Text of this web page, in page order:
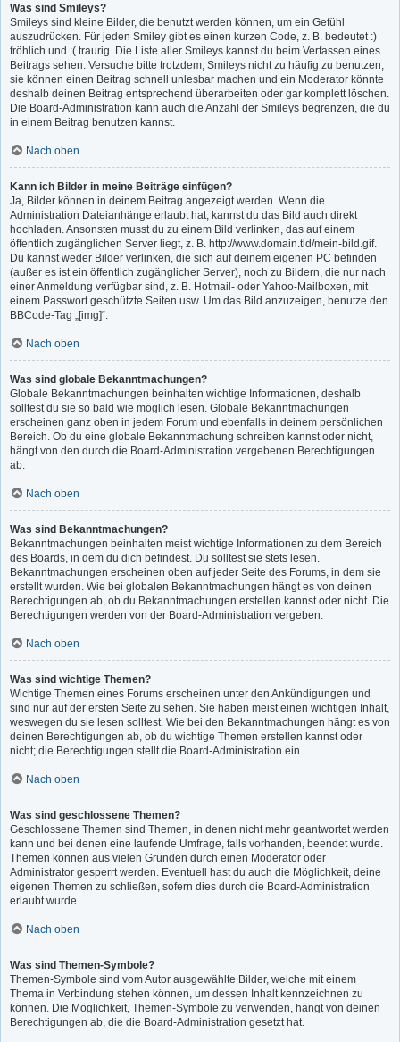
Was sind Smileys?
Smileys sind kleine Bilder, die benutzt werden können, um ein Gefühl
auszudrücken. Für jeden Smiley gibt es einen kurzen Code, z. B. bedeutet :)
fröhlich und :( traurig. Die Liste aller Smileys kannst du beim Verfassen eines
Beitrags sehen. Versuche bitte trotzdem, Smileys nicht zu häufig zu benutzen,
sie können einen Beitrag schnell unlesbar machen und ein Moderator könnte
deshalb deinen Beitrag entsprechend überarbeiten oder gar komplett löschen.
Die Board-Administration kann auch die Anzahl der Smileys begrenzen, die du
in einem Beitrag benutzen kannst.
Nach oben
Kann ich Bilder in meine Beiträge einfügen?
Ja, Bilder können in deinem Beitrag angezeigt werden. Wenn die
Administration Dateianhänge erlaubt hat, kannst du das Bild auch direkt
hochladen. Ansonsten musst du zu einem Bild verlinken, das auf einem
öffentlich zugänglichen Server liegt, z. B. http://www.domain.tld/mein-bild.gif.
Du kannst weder Bilder verlinken, die sich auf deinem eigenen PC befinden
(außer es ist ein öffentlich zugänglicher Server), noch zu Bildern, die nur nach
einer Anmeldung verfügbar sind, z. B. Hotmail- oder Yahoo-Mailboxen, mit
einem Passwort geschützte Seiten usw. Um das Bild anzuzeigen, benutze den
BBCode-Tag „[img]“.
Nach oben
Was sind globale Bekanntmachungen?
Globale Bekanntmachungen beinhalten wichtige Informationen, deshalb
solltest du sie so bald wie möglich lesen. Globale Bekanntmachungen
erscheinen ganz oben in jedem Forum und ebenfalls in deinem persönlichen
Bereich. Ob du eine globale Bekanntmachung schreiben kannst oder nicht,
hängt von den durch die Board-Administration vergebenen Berechtigungen
ab.
Nach oben
Was sind Bekanntmachungen?
Bekanntmachungen beinhalten meist wichtige Informationen zu dem Bereich
des Boards, in dem du dich befindest. Du solltest sie stets lesen.
Bekanntmachungen erscheinen oben auf jeder Seite des Forums, in dem sie
erstellt wurden. Wie bei globalen Bekanntmachungen hängt es von deinen
Berechtigungen ab, ob du Bekanntmachungen erstellen kannst oder nicht. Die
Berechtigungen werden von der Board-Administration vergeben.
Nach oben
Was sind wichtige Themen?
Wichtige Themen eines Forums erscheinen unter den Ankündigungen und
sind nur auf der ersten Seite zu sehen. Sie haben meist einen wichtigen Inhalt,
weswegen du sie lesen solltest. Wie bei den Bekanntmachungen hängt es von
deinen Berechtigungen ab, ob du wichtige Themen erstellen kannst oder
nicht; die Berechtigungen stellt die Board-Administration ein.
Nach oben
Was sind geschlossene Themen?
Geschlossene Themen sind Themen, in denen nicht mehr geantwortet werden
kann und bei denen eine laufende Umfrage, falls vorhanden, beendet wurde.
Themen können aus vielen Gründen durch einen Moderator oder
Administrator gesperrt werden. Eventuell hast du auch die Möglichkeit, deine
eigenen Themen zu schließen, sofern dies durch die Board-Administration
erlaubt wurde.
Nach oben
Was sind Themen-Symbole?
Themen-Symbole sind vom Autor ausgewählte Bilder, welche mit einem
Thema in Verbindung stehen können, um dessen Inhalt kennzeichnen zu
können. Die Möglichkeit, Themen-Symbole zu verwenden, hängt von deinen
Berechtigungen ab, die die Board-Administration gesetzt hat.